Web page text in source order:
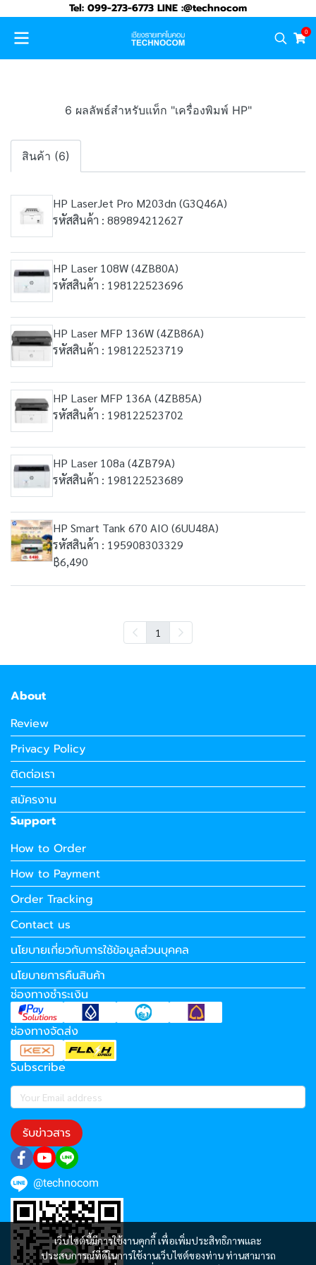
Tel: 099-273-6773 LINE :@technocom
0
6 ผลลัพธ์สำหรับแท็ก "เครื่องพิมพ์ HP"
สินค้า (6)
HP LaserJet Pro M203dn (G3Q46A)
รหัสสินค้า : 889894212627
HP Laser 108W (4ZB80A)
รหัสสินค้า : 198122523696
HP Laser MFP 136W (4ZB86A)
รหัสสินค้า : 198122523719
HP Laser MFP 136A (4ZB85A)
รหัสสินค้า : 198122523702
HP Laser 108a (4ZB79A)
รหัสสินค้า : 198122523689
HP Smart Tank 670 AIO (6UU48A)
รหัสสินค้า : 195908303329
฿6,490
1
เว็บไซต์นี้มีการใช้งานคุกกี้ เพื่อเพิ่มประสิทธิภาพและ
ประสบการณ์ที่ดีในการใช้งานเว็บไซต์ของท่าน ท่านสามารถ
About
Review
Privacy Policy
ติดต่อเรา
สมัครงาน
Support
How to Order
How to Payment
Order Tracking
Contact us
นโยบายเกี่ยวกับการใช้ข้อมูลส่วนบุคคล
นโยบายการคืนสินค้า
ช่องทางชำระเงิน
ช่องทางจัดส่ง
Subscribe
รับข่าวสาร
@technocom